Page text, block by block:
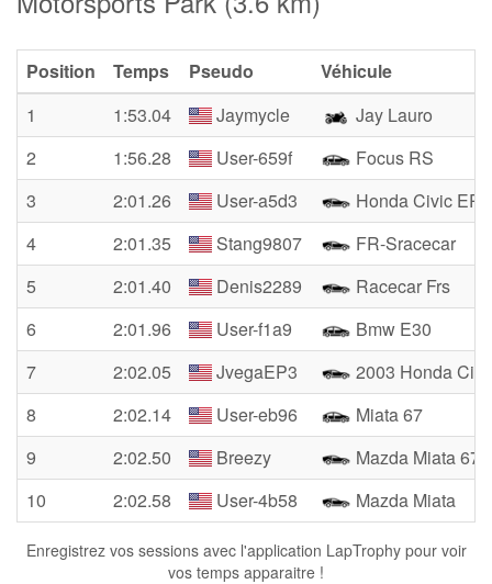
Position Temps Pseudo
Véhicule
1
1:53.04 Jaymycle
Jay Lauro
2
1:56.28 User-659f
Focus RS
3
2:01.26 User-a5d3
Honda Civic EP3
4
2:01.35 Stang9807
FR-Sracecar
5
2:01.40 Denis2289
Racecar Frs
6
2:01.96 User-f1a9
Bmw E30
7
2:02.05 JvegaEP3
2003 Honda
8
2:02.14 User-eb96
Miata 67
9
2:02.50 Breezy
Mazda Miata 67
10
2:02.58 User-4b58 Mazda Miata
Enregistrez vos sessions avec l'application LapTrophy pour voir
vos temps apparaitre !